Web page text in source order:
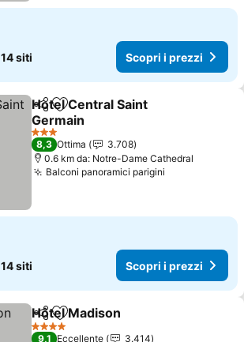
14 siti Scopri i prezzi
CondividiAggiungi ai preferiti
Hotel Central Saint
Germain
3 Stelle
8,3 Ottima
3.708
0.6 km da: Notre-Dame Cathedral
Balconi panoramici parigini
14 siti Scopri i prezzi
CondividiAggiungi ai preferiti
Hôtel Madison
4 Stelle
9,1 Eccellente 3.414